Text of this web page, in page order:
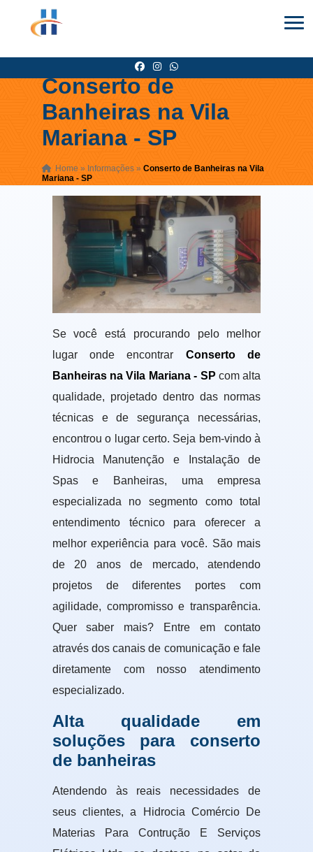
Conserto de
Banheiras na Vila
Mariana - SP
Home » Informações » Conserto de Banheiras na Vila
Mariana - SP
Se você está procurando pelo melhor
lugar onde encontrar Conserto de
Banheiras na Vila Mariana - SPcom alta
qualidade, projetado dentro das normas
técnicas e de segurança necessárias,
encontrou o lugar certo. Seja bem-vindo à
Hidrocia Manutenção e Instalação de
Spas e Banheiras, uma empresa
especializada no segmento como total
entendimento técnico para oferecer a
melhor experiência para você. São mais
de 20 anos de mercado, atendendo
projetos de diferentes portes com
agilidade, compromisso e transparência.
Quer saber mais? Entre em contato
através dos canais de comunicação e fale
diretamente com nosso atendimento
especializado.
Alta qualidade em
soluções para conserto
de banheiras
Atendendo às reais necessidades de
seus clientes, a Hidrocia Comércio De
Materias Para Contrução E Serviços